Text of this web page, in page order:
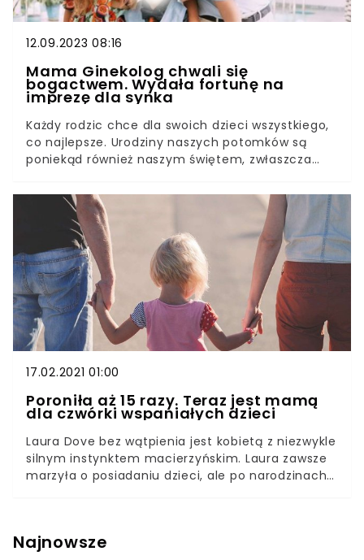
12.09.2023 08:16
Mama Ginekolog chwali się
bogactwem. Wydała fortunę na
imprezę dla synka
Każdy rodzic chce dla swoich dzieci wszystkiego,
co najlepsze. Urodziny naszych potomków są
poniekąd również naszym świętem, zwłaszcza
Sochacki-Wójcicka, znana w sieci jako Mama
Ginekolog wzięła sobie to do serca. Kobieta, która
ostatnimi czasy nie miała dobrej prasy, wyprawiła
5. urodziny młodszego syna z wielkim
rozmachem.
17.02.2021 01:00
Poroniła aż 15 razy. Teraz jest mamą
dla czwórki wspaniałych dzieci
Laura Dove bez wątpienia jest kobietą z niezwykle
silnym instynktem macierzyńskim. Laura zawsze
marzyła o posiadaniu dzieci, ale po narodzinach
urodził się martwy. Kobieta wraz ze swoim
Najnowsze